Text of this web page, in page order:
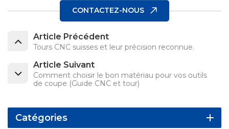
CONTACTEZ-NOUS
Article Précédent
Tours CNC suisses et leur précision reconnue.
Article Suivant
Comment choisir le bon matériau pour vos outils
de coupe (Guide CNC et tour)
Catégories